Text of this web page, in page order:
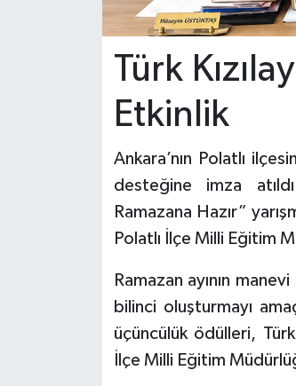
Türk
Etkinlik
Ankara’nın Polatlı
desteğine imza
Ramazana Hazır”
Polatlı İlçe Milli Eğitim
Ramazan ayının
bilinci oluşturmayı
üçüncülük ödülleri,
İlçe Milli Eğitim